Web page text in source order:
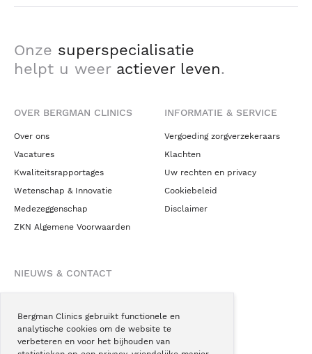
Bergman Clinics gebruikt functionele en
analytische cookies om de website te
verbeteren en voor het bijhouden van
Onze superspecialisatie
helpt u weer actiever leven.
OVER BERGMAN CLINICS
Over ons
Vacatures
Kwaliteitsrapportages
Wetenschap & Innovatie
Medezeggenschap
ZKN Algemene Voorwaarden
INFORMATIE & SERVICE
Vergoeding zorgverzekeraars
Klachten
Uw rechten en privacy
Cookiebeleid
Disclaimer
NIEUWS & CONTACT
Blogs
Podcast
Pressroom